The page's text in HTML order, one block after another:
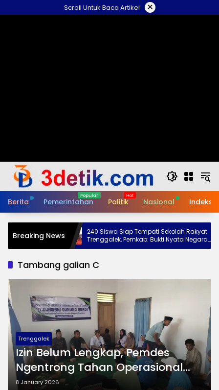
to
Scroll Untuk Baca Artikel ×
Berita Pemerintahan Politik Nasional Indeks
Breaking News
ke
Jaga
240 Siswa Siap Tempati Sekolah Rakyat
Trenggalek, Pemkab: Bukti Nyata Negara
Hadir untuk Anak Kurang Mampu
Tambang galian C
Trenggalek
Izin Belum Lengkap, Pemdes
Ngentrong Tahan Operasional
Tambang PT Djawani
8 January 2026